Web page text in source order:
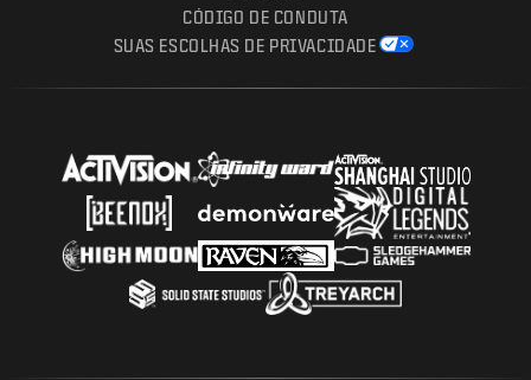
CÓDIGO DE CONDUTA
SUAS ESCOLHAS DE PRIVACIDADE